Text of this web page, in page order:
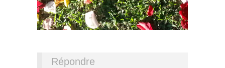
Répondre